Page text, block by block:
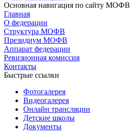
Основная навигация по сайту МОФВ
Главная
О федерации
Структура МОФВ
Президиум МОФВ
Аппарат федерации
Ревизионная комиссия
Контакты
Быстрые ссылки
Фотогалерея
Видеогалерея
Онлайн трансляции
Детские школы
Документы